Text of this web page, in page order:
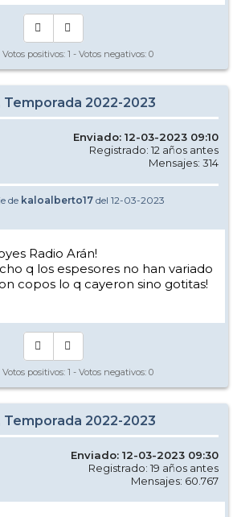
Votos positivos: 1 - Votos negativos: 0
Temporada 2022-2023
Enviado: 12-03-2023 09:10
Registrado: 12 años antes
Mensajes: 314
de kaloalberto17 del 12-03-2023
Radio Arán!
q los espesores no han variado
copos lo q cayeron sino gotitas!
Votos positivos: 1 - Votos negativos: 0
Temporada 2022-2023
Enviado: 12-03-2023 09:30
Registrado: 19 años antes
Mensajes: 60.767